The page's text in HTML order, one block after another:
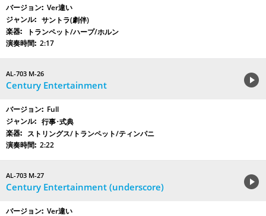
Ver違い
サントラ(劇伴)
トランペット/ハープ/ホルン
2:17
AL-703 M-26
Century Entertainment
Full
行事･式典
ストリングス/トランペット/ティンパニ
2:22
AL-703 M-27
Century Entertainment (underscore)
Ver違い